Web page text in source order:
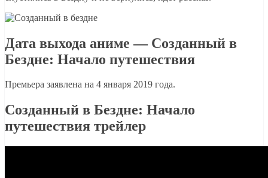
Дата выхода аниме — Созданный в
Бездне: Начало путешествия
Премьера заявлена на 4 января 2019 года.
Созданный в Бездне: Начало
путешествия трейлер